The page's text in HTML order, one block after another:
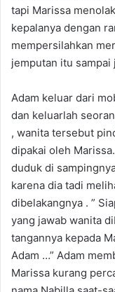
tapi Marissa
kepalanya dengan
mempersilahkan
jemputan itu sampai
Adam keluar dari
dan keluarlah
, wanita tersebut
dipakai oleh
duduk di
karena dia tadi
dibelakangnya . ”
yang jawab wanita
tangannya kepada
Adam …” Adam
Marissa kurang